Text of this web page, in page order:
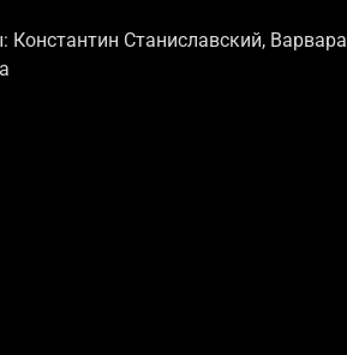
Константин Станиславский, Варвара